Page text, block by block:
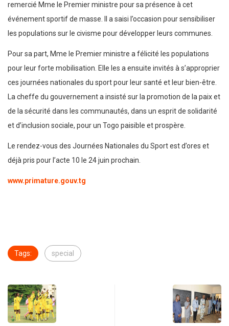
remercié Mme le Premier ministre pour sa présence à cet
événement sportif de masse. Il a saisi l’occasion pour sensibiliser
les populations sur le civisme pour développer leurs communes.
Pour sa part, Mme le Premier ministre a félicité les populations
pour leur forte mobilisation. Elle les a ensuite invités à s’approprier
ces journées nationales du sport pour leur santé et leur bien-être.
La cheffe du gouvernement a insisté sur la promotion de la paix et
de la sécurité dans les communautés, dans un esprit de solidarité
et d’inclusion sociale, pour un Togo paisible et prospère.
Le rendez-vous des Journées Nationales du Sport est d’ores et
déjà pris pour l’acte 10 le 24 juin prochain.
www.primature.gouv.tg
Tags: special